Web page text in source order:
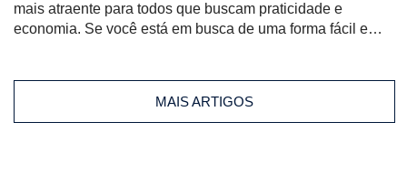
mais atraente para todos que buscam praticidade e
economia. Se você está em busca de uma forma fácil e
MAIS ARTIGOS